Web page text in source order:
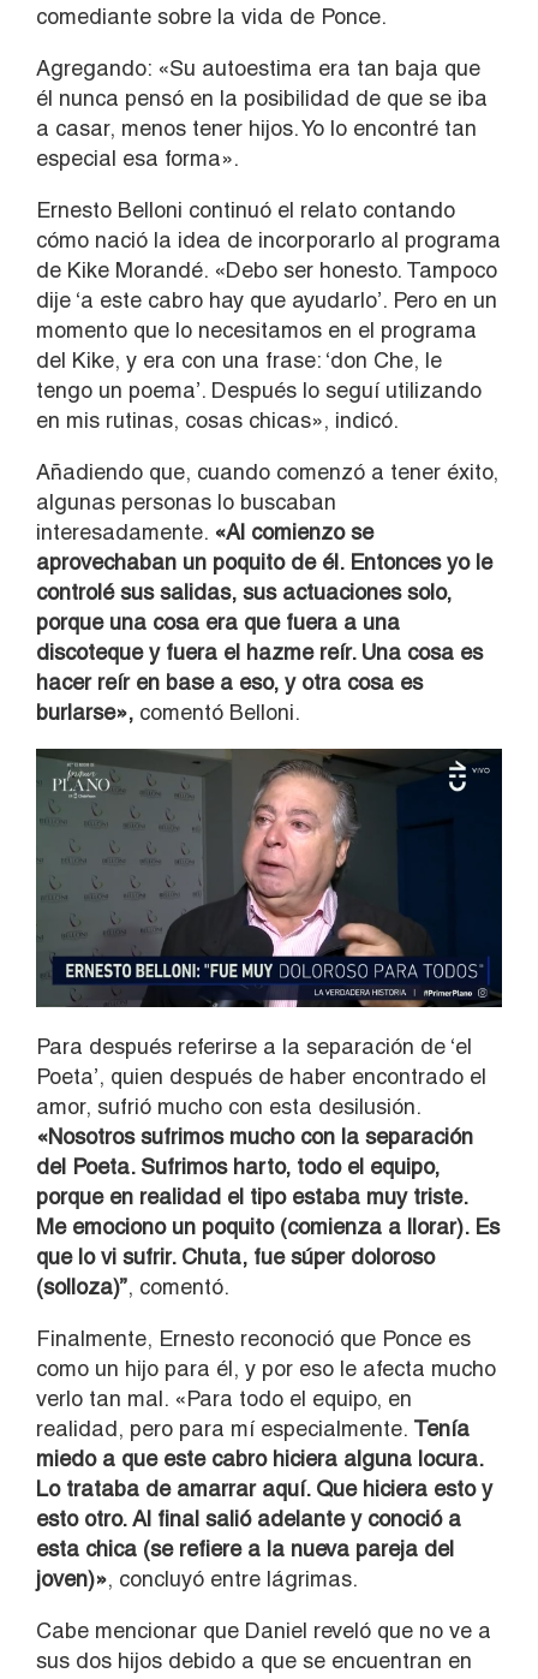
comediante sobre la vida de Ponce.
Agregando: «Su autoestima era tan baja que
él nunca pensó en la posibilidad de que se iba
a casar, menos tener hijos. Yo lo encontré tan
especial esa forma».
Ernesto Belloni continuó el relato contando
cómo nació la idea de incorporarlo al programa
de Kike Morandé. «Debo ser honesto. Tampoco
dije ‘a este cabro hay que ayudarlo’. Pero en un
momento que lo necesitamos en el programa
del Kike, y era con una frase: ‘don Che, le
tengo un poema’. Después lo seguí utilizando
en mis rutinas, cosas chicas», indicó.
Añadiendo que, cuando comenzó a tener éxito,
algunas personas lo buscaban
interesadamente. «Al comienzo se
aprovechaban un poquito de él. Entonces yo le
controlé sus salidas, sus actuaciones solo,
porque una cosa era que fuera a una
discoteque y fuera el hazme reír. Una cosa es
hacer reír en base a eso, y otra cosa es
burlarse», comentó Belloni.
Para después referirse a la separación de ‘el
Poeta’, quien después de haber encontrado el
amor, sufrió mucho con esta desilusión.
«Nosotros sufrimos mucho con la separación
del Poeta. Sufrimos harto, todo el equipo,
porque en realidad el tipo estaba muy triste.
Me emociono un poquito (comienza a llorar). Es
que lo vi sufrir. Chuta, fue súper doloroso
(solloza)”, comentó.
Finalmente, Ernesto reconoció que Ponce es
como un hijo para él, y por eso le afecta mucho
verlo tan mal. «Para todo el equipo, en
realidad, pero para mí especialmente. Tenía
miedo a que este cabro hiciera alguna locura.
Lo trataba de amarrar aquí. Que hiciera esto y
esto otro. Al final salió adelante y conoció a
esta chica (se refiere a la nueva pareja del
joven)», concluyó entre lágrimas.
Cabe mencionar que Daniel reveló que no ve a
sus dos hijos debido a que se encuentran en